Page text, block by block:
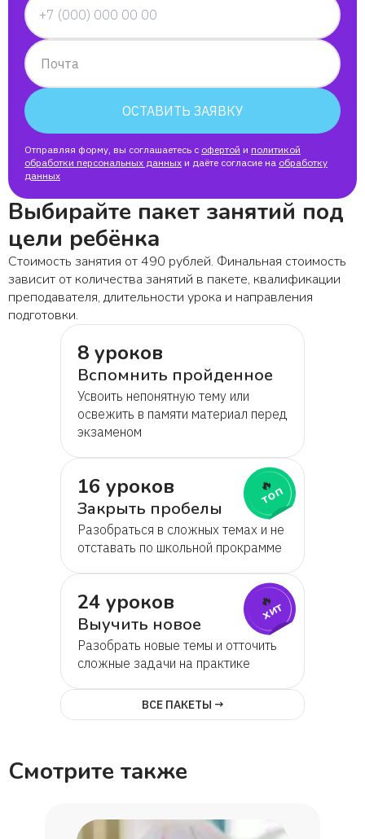
Почта
ОСТАВИТЬ ЗАЯВКУ
Отправляя форму, вы соглашаетесь с офертой и политикой
обработки персональных данных и даёте согласие на обработку
данных
Выбирайте пакет занятий под
цели ребёнка
Стоимость занятия от 490 рублей. Финальная стоимость
зависит от количества занятий в пакете, квалификации
преподавателя, длительности урока и направления
подготовки.
8 уроков
Вспомнить пройденное
Усвоить непонятную тему или
освежить в памяти материал перед
экзаменом
16 уроков
Закрыть пробелы
Разобраться в сложных темах и не
отставать по школьной прокрамме
🔥
топ
24 уроков
Выучить новое
Разобрать новые темы и отточить
сложные задачи на практике
🔥
хит
ВСЕ ПАКЕТЫ →
Смотрите также